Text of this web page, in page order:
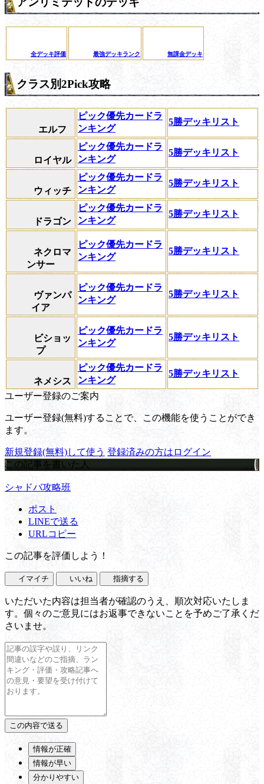
全デッキ評価 最強デッキランク 無課金デッキ
クラス別2Pick攻略
エルフ
ピック優先カードラ
ンキング
5勝デッキリスト
ロイヤル
ピック優先カードラ
ンキング
5勝デッキリスト
ウィッチ
ピック優先カードラ
ンキング
5勝デッキリスト
ドラゴン
ピック優先カードラ
ンキング
5勝デッキリスト
ネクロマ
ンサー
ピック優先カードラ
ンキング
5勝デッキリスト
ヴァンパ
イア
ピック優先カードラ
ンキング
5勝デッキリスト
ビショッ
プ
ピック優先カードラ
ンキング
5勝デッキリスト
ネメシス
ピック優先カードラ
ンキング
5勝デッキリスト
ユーザー登録のご案内
ユーザー登録(無料)することで、この機能を使うことができ
ます。
新規登録(無料)して使う 登録済みの方はログイン
この記事を書いた人
シャドバ攻略班
ポスト
LINEで送る
URLコピー
この記事を評価しよう！
イマイチ いいね 指摘する
いただいた内容は担当者が確認のうえ、順次対応いたしま
す。個々のご意見にはお返事できないことを予めご了承くだ
さいませ。
情報が正確
情報が早い
分かりやすい